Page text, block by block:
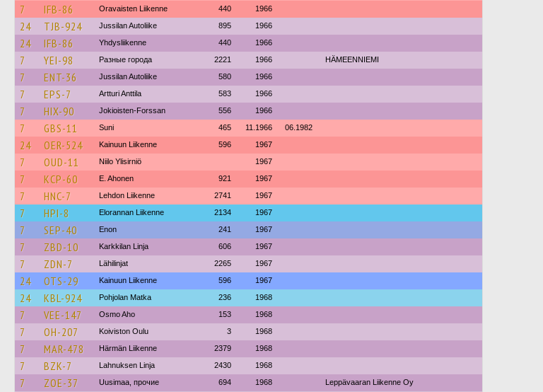
7 IFB-86 Oravaisten Liikenne 440 1966
24 TJB-924 Jussilan Autoliike 895 1966
24 IFB-86 Yhdysliikenne 440 1966
7 YEI-98 Разные города 2221 1966 HÄMEENNIEMI
7 ENT-36 Jussilan Autoliike 580 1966
7 EPS-7 Artturi Anttila 583 1966
7 HIX-90 Jokioisten-Forssan 556 1966
7 GBS-11 Suni 465 11.1966 06.1982
24 OER-524 Kainuun Liikenne 596 1967
7 OUD-11 Niilo Ylisirniö 1967
7 KCP-60 E. Ahonen 921 1967
7 HNC-7 Lehdon Liikenne 2741 1967
7 HPI-8 Elorannan Liikenne 2134 1967
7 SEP-40 Enon 241 1967
7 ZBD-10 Karkkilan Linja 606 1967
7 ZDN-7 Lähilinjat 2265 1967
24 OTS-29 Kainuun Liikenne 596 1967
24 KBL-924 Pohjolan Matka 236 1968
7 VEE-147 Osmo Aho 153 1968
7 OH-207 Koiviston Oulu 3 1968
7 MAR-478 Härmän Liikenne 2379 1968
7 BZK-7 Lahnuksen Linja 2430 1968
7 ZOE-37 Uusimaa, прочие 694 1968 Leppävaaran Liikenne Oy